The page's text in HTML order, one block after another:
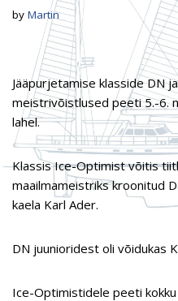
by Martin
Jääpurjetamise klasside DN
meistrivõistlused peeti 5.-6.
lahel.
Klassis Ice-Optimist võitis
maailmameistriks kroonitud
kaela Karl Ader.
DN juunioridest oli võidukas
Ice-Optimistidele peeti